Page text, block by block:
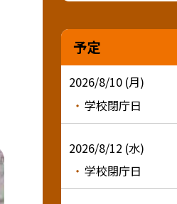
予定
2026/8/10 (月)
学校閉庁日
2026/8/12 (水)
学校閉庁日